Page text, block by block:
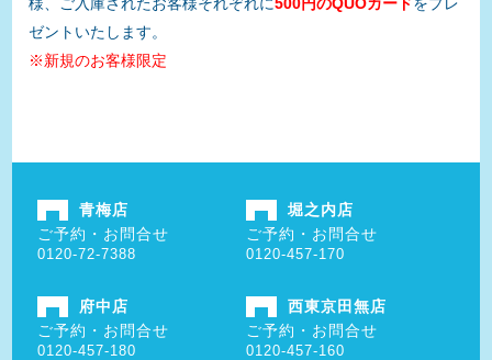
ゼントいたします。
※新規のお客様限定
青梅店
ご予約・お問合せ
0120-72-7388
堀之内店
ご予約・お問合せ
0120-457-170
府中店
ご予約・お問合せ
0120-457-180
西東京田無店
ご予約・お問合せ
0120-457-160